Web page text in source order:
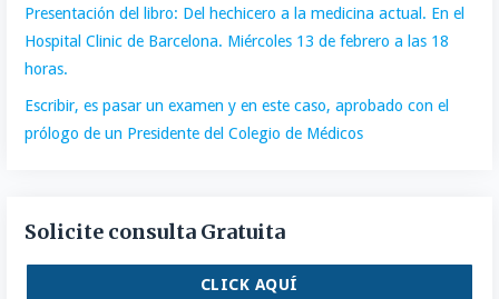
Presentación del libro: Del hechicero a la medicina actual. En el
Hospital Clinic de Barcelona. Miércoles 13 de febrero a las 18
horas.
Escribir, es pasar un examen y en este caso, aprobado con el
prólogo de un Presidente del Colegio de Médicos
Solicite consulta Gratuita
CLICK AQUÍ